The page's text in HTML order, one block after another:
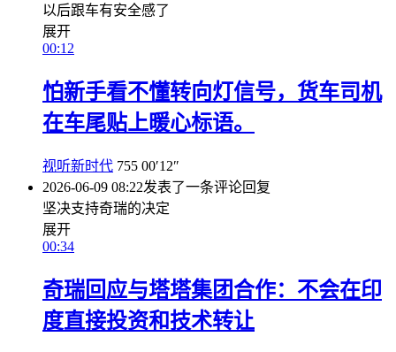
以后跟车有安全感了
展开
00:12
怕新手看不懂转向灯信号，货车司机
在车尾贴上暖心标语。
视听新时代 755 00′12″
2026-06-09 08:22发表了一条评论回复
坚决支持奇瑞的决定
展开
00:34
奇瑞回应与塔塔集团合作：不会在印
度直接投资和技术转让